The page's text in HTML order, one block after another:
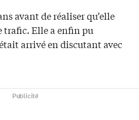
avant de réaliser qu’elle
trafic. Elle a enfin pu
arrivé en discutant avec
Publicité